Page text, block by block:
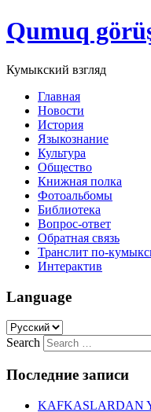
Qumuq
Кумыкский взгляд
Главная
Новости
История
Языкознание
Культура
Общество
Книжная полка
Фотоальбомы
Библиотека
Вопрос-ответ
Обратная связь
Транслит по-
Интерактив
Language
Search
Последние записи
KAFKASLARDAN